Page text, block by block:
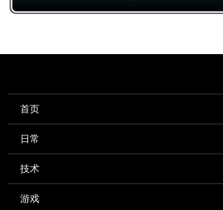
首页
日常
技术
游戏